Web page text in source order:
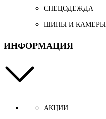
СПЕЦОДЕЖДА
ШИНЫ И КАМЕРЫ
ИНФОРМАЦИЯ
АКЦИИ